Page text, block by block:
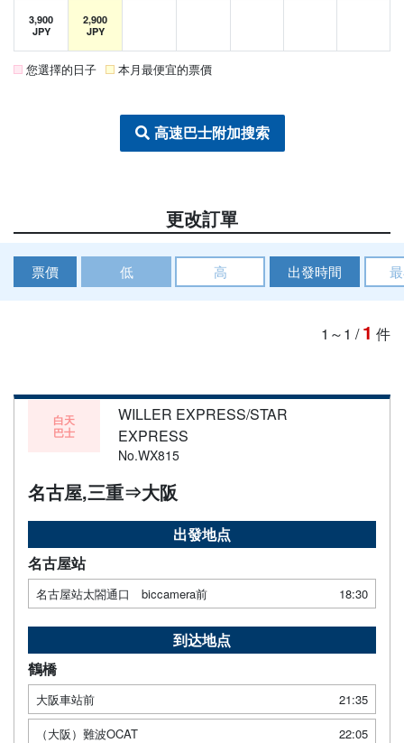
3,900
JPY
2,900
JPY
您選擇的日子 本月最便宜的票價
高速巴士附加搜索
更改訂單
票價 低 高 出發時間
1～1 /1 件
白天
巴士
WILLER EXPRESS/STAR
EXPRESS
No.WX815
名古屋,三重⇒大阪
出發地点
名古屋站
名古屋站太閤通口 biccamera前 18:30
到达地点
鶴橋
大阪車站前
21:35
（大阪）難波OCAT
22:05